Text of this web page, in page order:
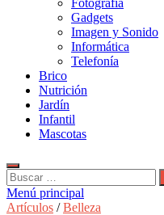
Fotografía
Gadgets
Imagen y Sonido
Informática
Telefonía
Brico
Nutrición
Jardín
Infantil
Mascotas
Buscar:
Menú principal
Artículos /Belleza